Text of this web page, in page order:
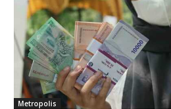
Metropolis